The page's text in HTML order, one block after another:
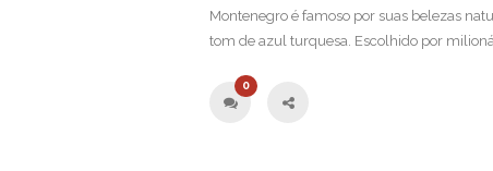
Montenegro é famoso por suas belezas
tom de azul turquesa. Escolhido por
0